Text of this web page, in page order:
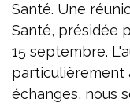
Santé. Une
Santé, présidée
15 septembre.
particulièrement
échanges, nous